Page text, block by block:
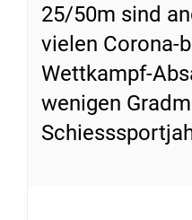
25/50m sind
vielen Corona-
Wettkampf-
wenigen